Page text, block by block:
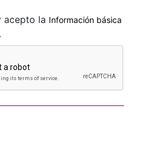
He leido y acepto la Información básica
.